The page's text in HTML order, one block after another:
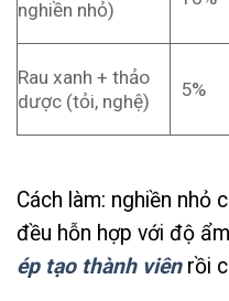
nghiền nhỏ)
Rau xanh + thảo
dược (tỏi, nghệ)
5%
Cách làm: nghiền nhỏ
đều hỗn hợp với độ
ép tạo thành viênrồi